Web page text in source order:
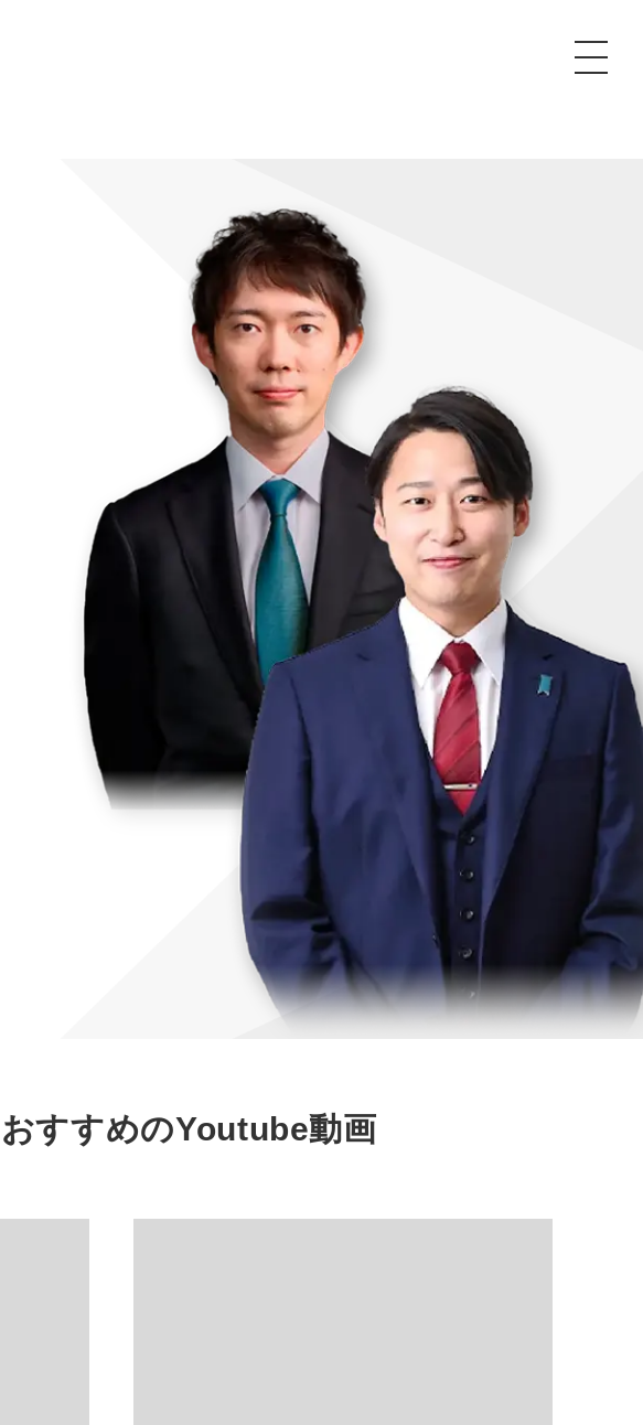
コンサルタント一覧
品質ガイドライン
社内コンペ
定額制Webマーケティング代行『マキトルくん』
定額制営業代行『カリトルくん』
定額制採用代行・RPO『トルトルくん』
営業改善特化の動画制作『動画でカリトルくん』
定額LINE運用代行『LINEマキトルくん』
格安でAI導入支援『あいのりAI』
拡散付1日密着動画制作『まるごと社長』
1本無料で記事を制作『SEOトライアル』
定額制LP制作・改善『最強LP』
採用YouTubeチャンネル構築『トリトル』
広告運用
YouTubeディレクター
おすすめのYoutube動画